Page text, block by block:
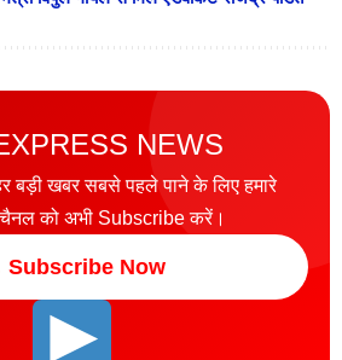
NEWS
बड़ी खबर सबसे पहले पाने के लिए हमारे
को अभी Subscribe करें।
Subscribe Now